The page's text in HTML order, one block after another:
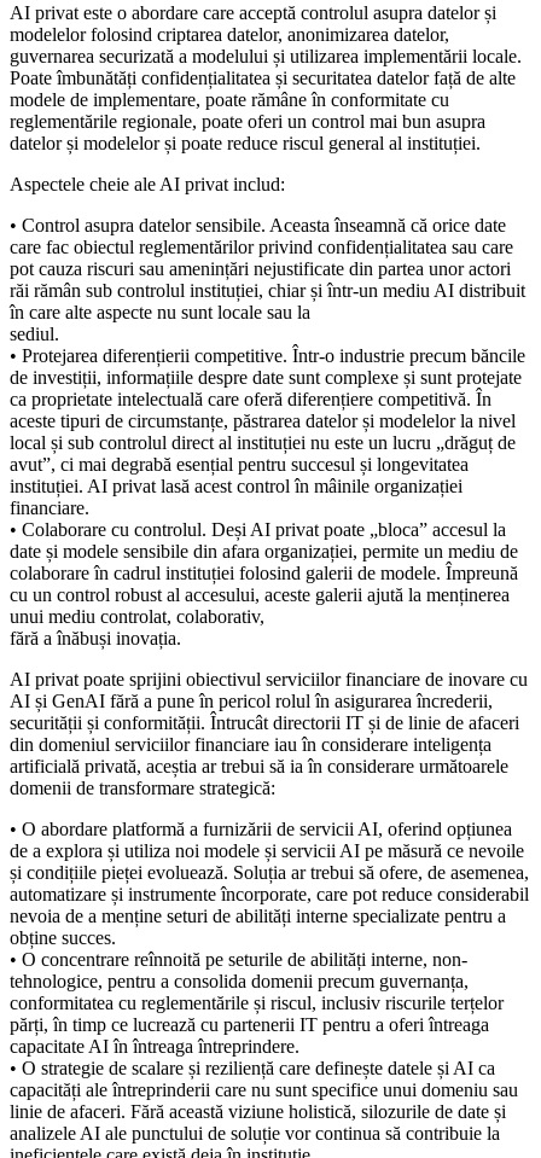
AI privat este o abordare care acceptă controlul asupra datelor și
modelelor folosind criptarea datelor, anonimizarea datelor,
guvernarea securizată a modelului și utilizarea implementării locale.
Poate îmbunătăți confidențialitatea și securitatea datelor față de alte
modele de implementare, poate rămâne în conformitate cu
reglementările regionale, poate oferi un control mai bun asupra
datelor și modelelor și poate reduce riscul general al instituției.
Aspectele cheie ale AI privat includ:
• Control asupra datelor sensibile. Aceasta înseamnă că orice date
care fac obiectul reglementărilor privind confidențialitatea sau care
pot cauza riscuri sau amenințări nejustificate din partea unor actori
răi rămân sub controlul instituției, chiar și într-un mediu AI distribuit
în care alte aspecte nu sunt locale sau la
sediul.
• Protejarea diferențierii competitive. Într-o industrie precum băncile
de investiții, informațiile despre date sunt complexe și sunt protejate
ca proprietate intelectuală care oferă diferențiere competitivă. În
aceste tipuri de circumstanțe, păstrarea datelor și modelelor la nivel
local și sub controlul direct al instituției nu este un lucru „drăguț de
avut”, ci mai degrabă esențial pentru succesul și longevitatea
instituției. AI privat lasă acest control în mâinile organizației
financiare.
• Colaborare cu controlul. Deși AI privat poate „bloca” accesul la
date și modele sensibile din afara organizației, permite un mediu de
colaborare în cadrul instituției folosind galerii de modele. Împreună
cu un control robust al accesului, aceste galerii ajută la menținerea
unui mediu controlat, colaborativ,
fără a înăbuși inovația.
AI privat poate sprijini obiectivul serviciilor financiare de inovare cu
AI și GenAI fără a pune în pericol rolul în asigurarea încrederii,
securității și conformității. Întrucât directorii IT și de linie de afaceri
din domeniul serviciilor financiare iau în considerare inteligența
artificială privată, aceștia ar trebui să ia în considerare următoarele
domenii de transformare strategică:
• O abordare platformă a furnizării de servicii AI, oferind opțiunea
de a explora și utiliza noi modele și servicii AI pe măsură ce nevoile
și condițiile pieței evoluează. Soluția ar trebui să ofere, de asemenea,
automatizare și instrumente încorporate, care pot reduce considerabil
nevoia de a menține seturi de abilități interne specializate pentru a
obține succes.
• O concentrare reînnoită pe seturile de abilități interne, non-
tehnologice, pentru a consolida domenii precum guvernanța,
conformitatea cu reglementările și riscul, inclusiv riscurile terțelor
părți, în timp ce lucrează cu partenerii IT pentru a oferi întreaga
capacitate AI în întreaga întreprindere.
• O strategie de scalare și reziliență care definește datele și AI ca
capacități ale întreprinderii care nu sunt specifice unui domeniu sau
linie de afaceri. Fără această viziune holistică, silozurile de date și
analizele AI ale punctului de soluție vor continua să contribuie la